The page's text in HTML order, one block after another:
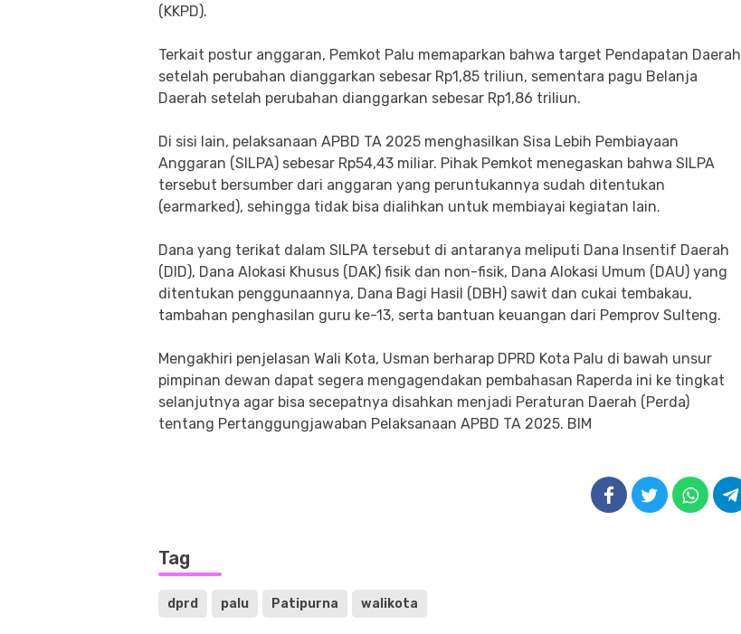
(KKPD).
​Terkait postur anggaran, Pemkot Palu memaparkan bahwa target Pendapatan Daerah
setelah perubahan dianggarkan sebesar Rp1,85 triliun, sementara pagu Belanja
Daerah setelah perubahan dianggarkan sebesar Rp1,86 triliun.
​Di sisi lain, pelaksanaan APBD TA 2025 menghasilkan Sisa Lebih Pembiayaan
Anggaran (SILPA) sebesar Rp54,43 miliar. Pihak Pemkot menegaskan bahwa SILPA
tersebut bersumber dari anggaran yang peruntukannya sudah ditentukan
(earmarked), sehingga tidak bisa dialihkan untuk membiayai kegiatan lain.
​Dana yang terikat dalam SILPA tersebut di antaranya meliputi Dana Insentif Daerah
(DID), Dana Alokasi Khusus (DAK) fisik dan non-fisik, Dana Alokasi Umum (DAU) yang
ditentukan penggunaannya, Dana Bagi Hasil (DBH) sawit dan cukai tembakau,
tambahan penghasilan guru ke-13, serta bantuan keuangan dari Pemprov Sulteng.
​Mengakhiri penjelasan Wali Kota, Usman berharap DPRD Kota Palu di bawah unsur
pimpinan dewan dapat segera mengagendakan pembahasan Raperda ini ke tingkat
selanjutnya agar bisa secepatnya disahkan menjadi Peraturan Daerah (Perda)
tentang Pertanggungjawaban Pelaksanaan APBD TA 2025. BIM
Tag
dprd palu Patipurna walikota